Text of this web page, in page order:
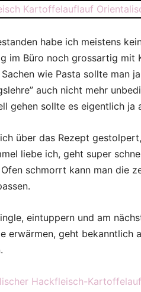
habe ich meistens
im Büro noch grossartig mit
wie Pasta sollte man
auch nicht mehr
gehen sollte es eigentlich ja
über das Rezept
liebe ich, geht super
schmorrt kann man die
eintuppern und am
erwärmen, geht bekanntlich